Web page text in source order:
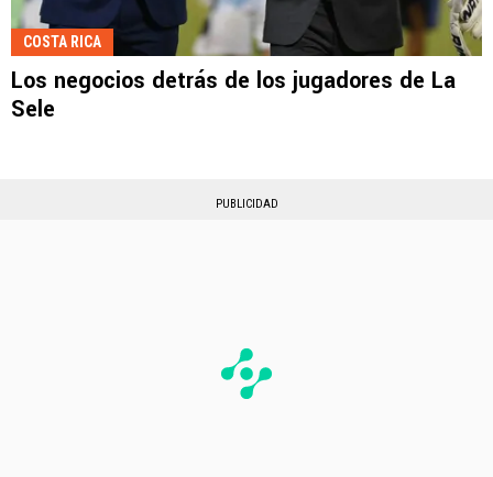
COSTA RICA
Los negocios detrás de los jugadores de La
Sele
PUBLICIDAD